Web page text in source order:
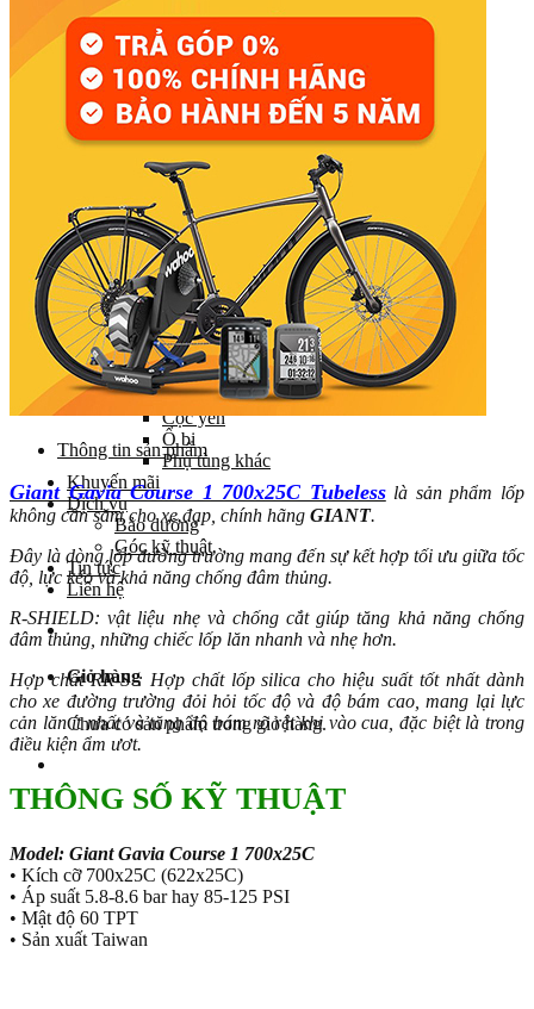
Moay ơ
Vành xe (Niềng)
Săm xe (Ruột xe)
Lốp xe (Vỏ xe)
Nan hoa (Căm)
HỆ THỐNG LÁI
Ghi đông (Tay lái)
Pô tăng
Cổ phuộc
Phuộc (Giảm xóc)
HỆ THỐNG PHANH
Bộ phanh / Cụm phanh
Tay phanh / Dây
Má phanh
Đĩa phanh
Phụ kiện phanh
PHỤ TÙNG KHÁC…
Yên
Cọc yên
Ổ bi
Phụ tùng khác
Khuyến mãi
Dịch vụ
Bảo dưỡng
Góc kỹ thuật
Tin tức
Liên hệ
Giỏ hàng
Chưa có sản phẩm trong giỏ hàng.
Thông tin sản phẩm
Giant Gavia Course 1 700x25C Tubelesslà sản phẩm lốp
không cần săm cho xe đạp, chính hãng GIANT.
Đây là dòng lốp đường trường mang đến sự kết hợp tối ưu giữa tốc
độ, lực kéo và khả năng chống đâm thủng.
R-SHIELD: vật liệu nhẹ và chống cắt giúp tăng khả năng chống
đâm thủng, những chiếc lốp lăn nhanh và nhẹ hơn.
Hợp chất RR-S : Hợp chất lốp silica cho hiệu suất tốt nhất dành
cho xe đường trường đỏi hỏi tốc độ và độ bám cao, mang lại lực
cản lăn ít nhất và tăng độ bám rõ rệt khi vào cua, đặc biệt là trong
điều kiện ẩm ươt.
THÔNG SỐ KỸ THUẬT
Model: Giant Gavia Course 1 700x25C
• Kích cỡ 700x25C (622x25C)
• Áp suất 5.8-8.6 bar hay 85-125 PSI
• Mật độ 60 TPT
• Sản xuất Taiwan